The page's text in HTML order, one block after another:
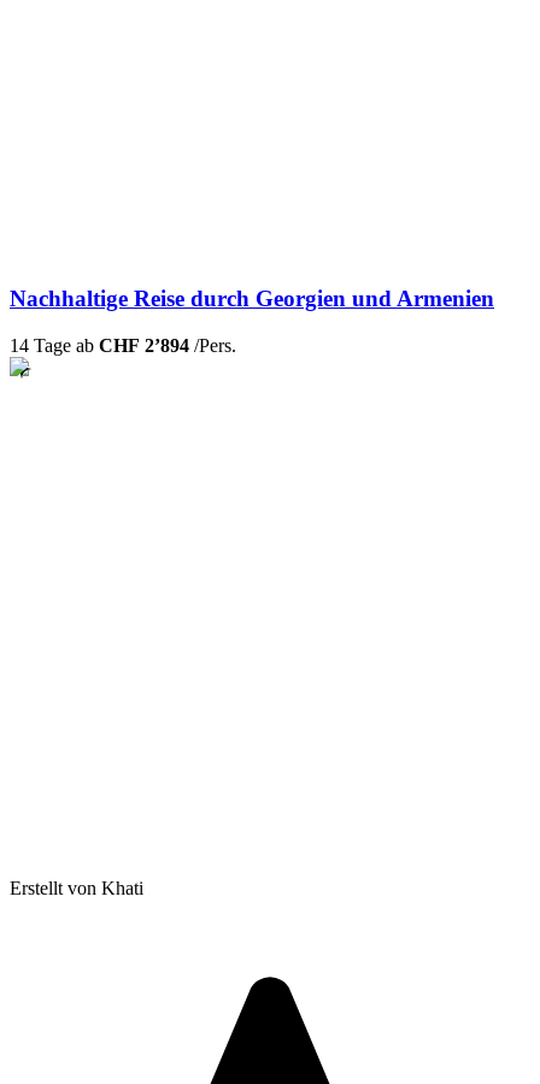
Nachhaltige Reise durch Georgien und Armenien
14 Tage ab CHF 2’894 /Pers.
Erstellt von Khati